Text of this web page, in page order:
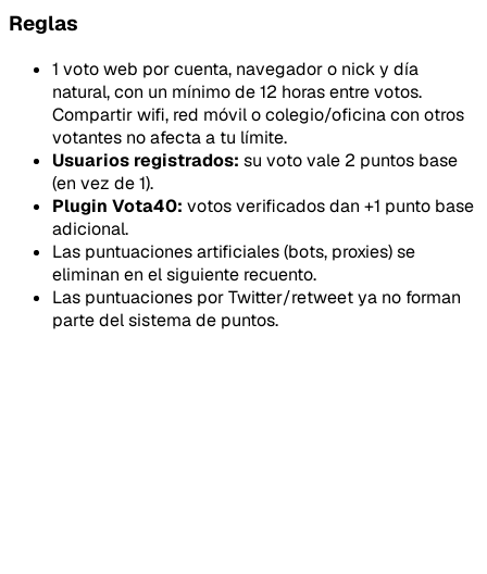
Reglas
1 voto web por cuenta, navegador o nick y día
natural, con un mínimo de 12 horas entre votos.
Compartir wifi, red móvil o colegio/oficina con otros
votantes no afecta a tu límite.
Usuarios registrados: su voto vale 2 puntos base
(en vez de 1).
Plugin Vota40: votos verificados dan +1 punto base
adicional.
Las puntuaciones artificiales (bots, proxies) se
eliminan en el siguiente recuento.
Las puntuaciones por Twitter/retweet ya no forman
parte del sistema de puntos.